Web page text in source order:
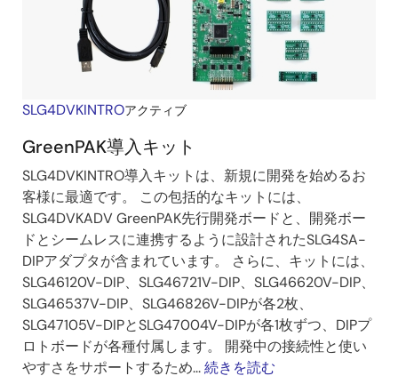
SLG4DVKINTROアクティブ
GreenPAK導入キット
SLG4DVKINTRO導入キットは、新規に開発を始めるお
客様に最適です。 この包括的なキットには、
SLG4DVKADV GreenPAK先行開発ボードと、開発ボー
ドとシームレスに連携するように設計されたSLG4SA-
DIPアダプタが含まれています。 さらに、キットには、
SLG46120V-DIP、SLG46721V-DIP、SLG46620V-DIP、
SLG46537V-DIP、SLG46826V-DIPが各2枚、
SLG47105V-DIPとSLG47004V-DIPが各1枚ずつ、DIPプ
ロトボードが各種付属します。 開発中の接続性と使い
やすさをサポートするため...続きを読む